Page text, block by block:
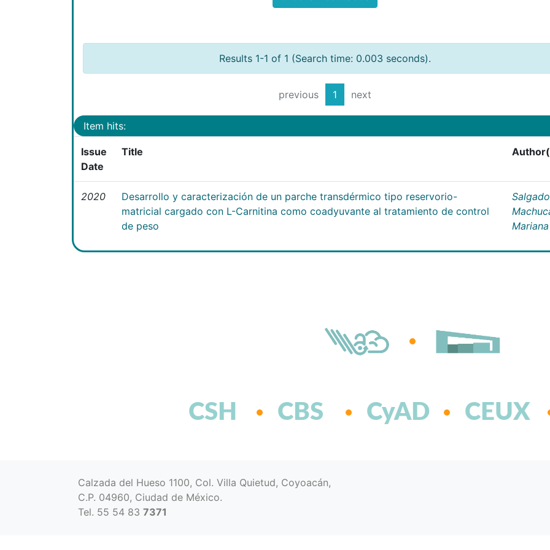
Results 1-1 of 1 (Search time: 0.003 seconds).
previous 1 next
Item hits:
Issue
Date
Title
2020
Desarrollo y caracterización de un parche transdérmico tipo reservorio-
matricial cargado con L-Carnitina como coadyuvante al tratamiento de control
de peso
Salgado
Mariana
CSH CBS CyAD CEUX
Calzada del Hueso 1100, Col. Villa Quietud, Coyoacán,
C.P. 04960, Ciudad de México.
Tel. 55 54 83 7371